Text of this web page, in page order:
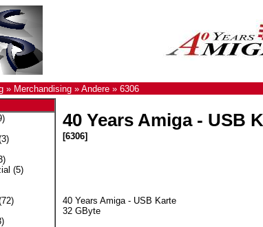
» Merchandising» Andere» 6306
(5)
40 Years Amiga - USB
[6306]
40 Years Amiga - USB Karte
32 GByte